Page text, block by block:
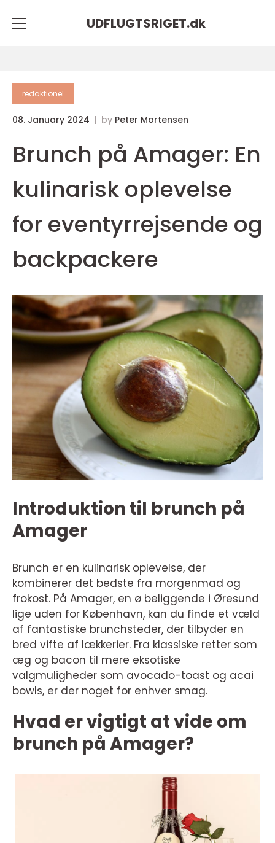
UDFLUGTSRIGET.dk
redaktionel
08. January 2024 by Peter Mortensen
Brunch på Amager: En
kulinarisk oplevelse
for eventyrrejsende og
backpackere
Introduktion til brunch på
Amager
Brunch er en kulinarisk oplevelse, der
kombinerer det bedste fra morgenmad og
frokost. På Amager, en ø beliggende i Øresund
lige uden for København, kan du finde et væld
af fantastiske brunchsteder, der tilbyder en
bred vifte af lækkerier. Fra klassiske retter som
æg og bacon til mere eksotiske
valgmuligheder som avocado-toast og acai
bowls, er der noget for enhver smag.
Hvad er vigtigt at vide om
brunch på Amager?